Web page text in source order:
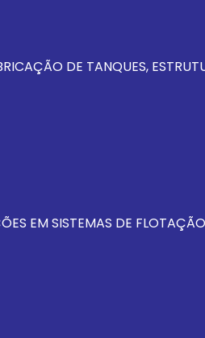
DE TANQUES,
EM SISTEMAS DE